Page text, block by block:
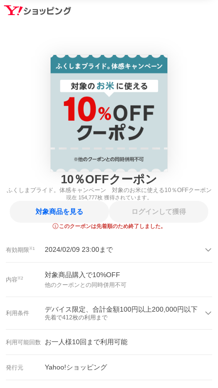
10％OFFクーポン
ふくしまプライド。体感キャンペーン 対象のお米に使える10％OFFクーポン
現在 154,777枚 獲得されています。
対象商品を見る ログインして獲得
このクーポンは先着順のため終了しました。
有効期限※1 2024/02/09 23:00まで
内容※2 対象商品購入で10%OFF
他のクーポンとの同時併用不可
利用条件 デバイス限定、合計金額100円以上200,000円以下
先着で412枚の利用まで
利用可能回数 お一人様10回まで利用可能
発行元 Yahoo!ショッピング